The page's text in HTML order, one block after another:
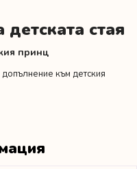
стая
принц
към детския